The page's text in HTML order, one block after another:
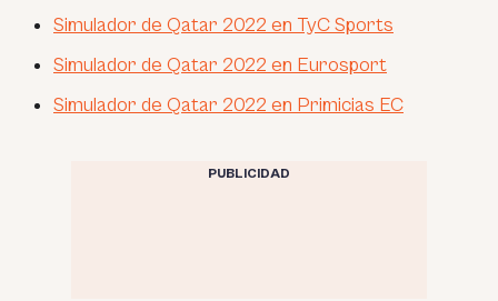
Simulador de Qatar 2022 en TyC Sports
Simulador de Qatar 2022 en Eurosport
Simulador de Qatar 2022 en Primicias EC
PUBLICIDAD